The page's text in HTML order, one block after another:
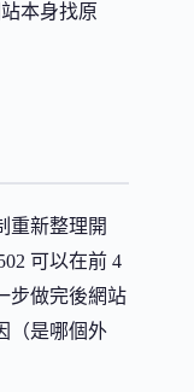
本身找原
重新整理開
可以在前 4
步做完後網站
（是哪個外